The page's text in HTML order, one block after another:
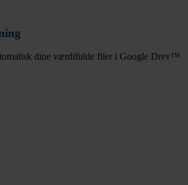
dine værdifulde filer i Google Drev™